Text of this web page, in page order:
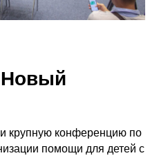
крупную конференцию по
помощи для детей с